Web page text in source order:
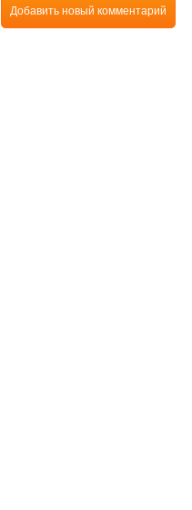
Добавить новый комментарий